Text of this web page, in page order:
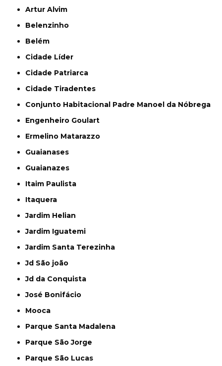
Artur Alvim
Belenzinho
Belém
Cidade Líder
Cidade Patriarca
Cidade Tiradentes
Conjunto Habitacional Padre Manoel da Nóbrega
Engenheiro Goulart
Ermelino Matarazzo
Guaianases
Guaianazes
Itaim Paulista
Itaquera
Jardim Helian
Jardim Iguatemi
Jardim Santa Terezinha
Jd São joão
Jd da Conquista
José Bonifácio
Mooca
Parque Santa Madalena
Parque São Jorge
Parque São Lucas